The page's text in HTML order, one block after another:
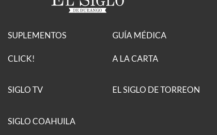
SUPLEMENTOS
CLICK!
GUÍA MÉDICA
A LA CARTA
SIGLO TV EL SIGLO DE TORREON
SIGLO COAHUILA